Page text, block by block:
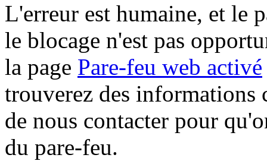
L'erreur est humaine, et le
le blocage n'est pas
la page Pare-feu web activé
trouverez des informations
de nous contacter pour
du pare-feu.